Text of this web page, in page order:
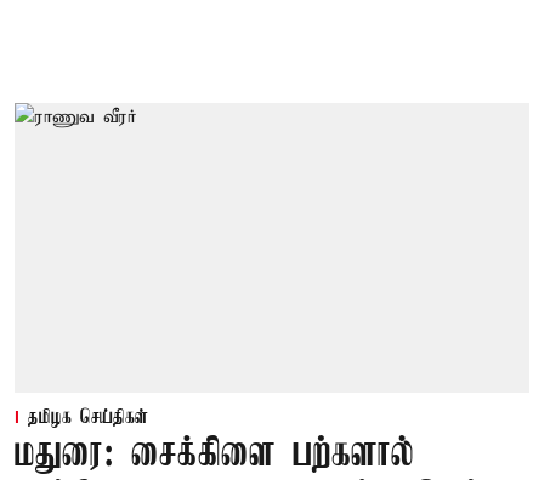
தமிழக செய்திகள்
மதுரை: சைக்கிளை பற்களால்